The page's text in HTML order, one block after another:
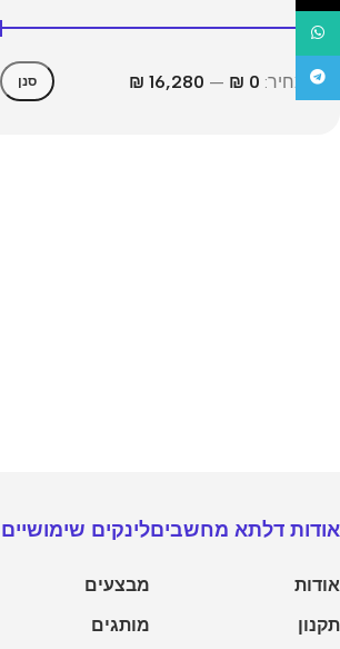
סנן מחיר: 0 ₪
—
16,280 ₪
אודות דלתא מחשבים
אודות
תקנון
לינקים שימושיים
מבצעים
מותגים
WhatsApp
טלגרם